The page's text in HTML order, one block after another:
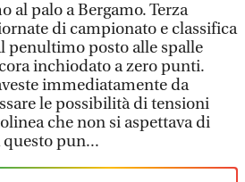
al palo a Bergamo. Terza
di campionato e classifica
penultimo posto alle spalle
inchiodato a zero punti.
immediatamente da
le possibilità di tensioni
che non si aspettava di
questo pun...